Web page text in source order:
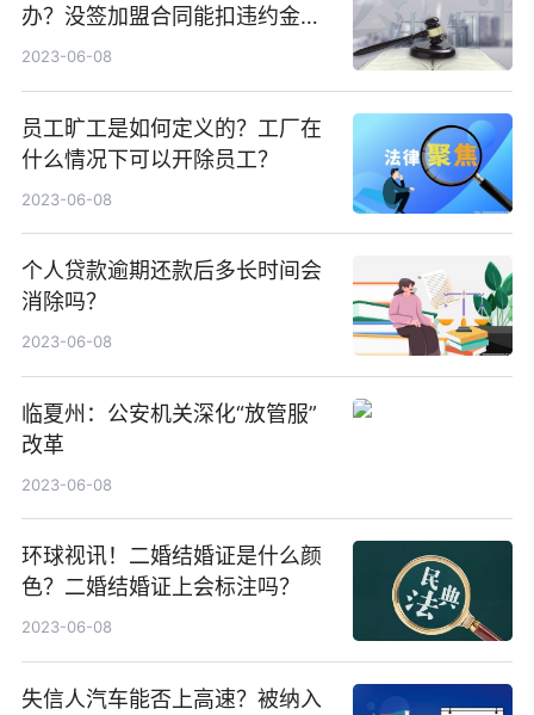
办？没签加盟合同能扣违约金
吗？
2023-06-08
员工旷工是如何定义的？工厂在
什么情况下可以开除员工？
2023-06-08
个人贷款逾期还款后多长时间会
消除吗？
2023-06-08
临夏州：公安机关深化“放管服”
改革
2023-06-08
环球视讯！二婚结婚证是什么颜
色？二婚结婚证上会标注吗？
2023-06-08
失信人汽车能否上高速？被纳入